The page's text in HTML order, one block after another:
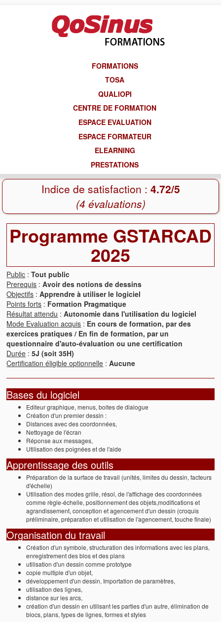
FORMATIONS
TOSA
QUALIOPI
CENTRE DE FORMATION
ESPACE EVALUATION
ESPACE FORMATEUR
ELEARNING
PRESTATIONS
Indice de satisfaction : 4.72/5
(4 évaluations)
Programme GSTARCAD
2025
Public :Tout public
Prerequis :Avoir des notions de dessins
Objectifs :Apprendre à utiliser le logiciel
Points forts : Formation Pragmatique
Résultat attendu :Autonomie dans l'utilisation du logiciel
Mode Evaluation acquis : En cours de formation, par des
exercices pratiques / En fin de formation, par un
questionnaire d'auto-évaluation ou une certification
Durée :5J (soit 35H)
Certification éligible optionnelle :Aucune
Bases du logiciel
Editeur graphique, menus, boites de dialogue
Création d'un premier dessin :
Distances avec des coordonnées,
Nettoyage de l'écran
Réponse aux messages,
Utilisation des poignées et de l'aide
Apprentissage des outils
Préparation de la surface de travail (unités, limites du dessin, facteurs
d'échelle)
Utilisation des modes grille, résol, de l'affichage des coordonnées
comme règle-échelle, positionnement des objets,modifications et
agrandissement, conception et agencement d'un dessin (croquis
préliminaire, préparation et utilisation de l'agencement, touche finale)
Organisation du travail
Création d'un symbole, structuration des informations avec les plans,
enregistrement des blos et des plans
utilisation d'un dessin comme prototype
copie multiple d'un objet,
développement d'un dessin, Importation de paramètres,
utilisation des lignes,
distance sur les arcs,
création d'un dessin en utilisant les parties d'un autre, élimination de
blocs, plans, types de lignes, formes et styles